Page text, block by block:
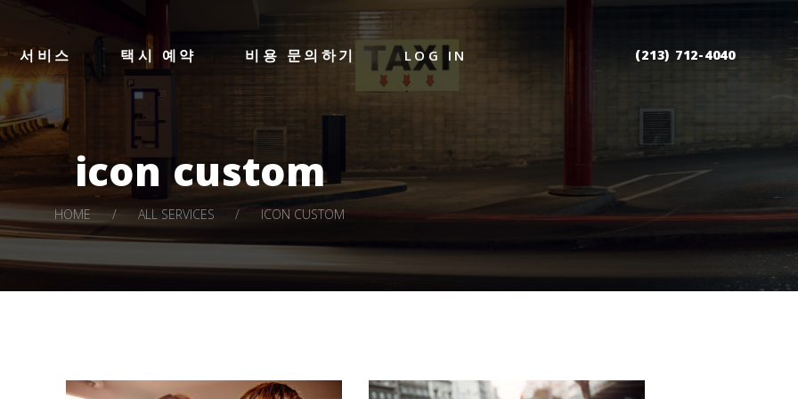
서비스 택시 예약 비용 문의하기 LOG IN (213) 712-4040
icon custom
HOME ALL SERVICES ICON CUSTOM
LA STAR TAXI -엘에이 스타 택시
엘에이 한인 택시 – 공항 픽업 -최저가
HOME
서비스
택시 예약
비용 문의하기
LOG IN